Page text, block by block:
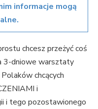
informacje mogą
chcesz przeżyć coś
3-dniowe warsztaty
chcących
i
i tego pozostawionego